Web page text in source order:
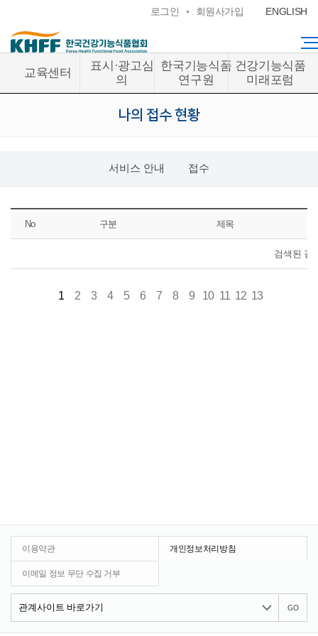
로그인 회원사가입 ENGLISH
교육센터
표시·광고심
의
한국기능식품
연구원
건강기능식품
미래포럼
나의 접수 현황
서비스 안내 접수
No 구분 제목
검색된 결
1 2 3 4 5 6 7 8 9 10 11 12 13
이용약관 개인정보처리방침
이메일 정보 무단 수집 거부
GO